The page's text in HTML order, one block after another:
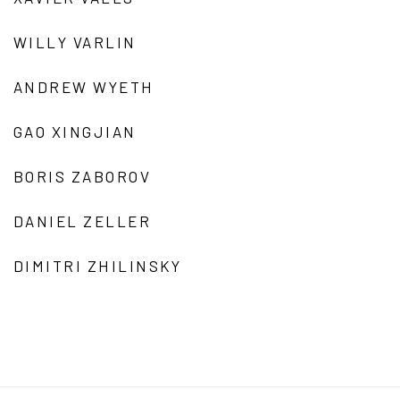
WILLY VARLIN
ANDREW WYETH
GAO XINGJIAN
BORIS ZABOROV
DANIEL ZELLER
DIMITRI ZHILINSKY